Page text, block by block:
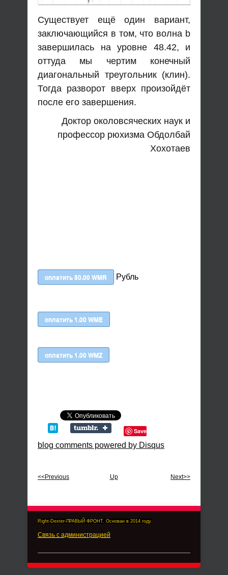
Существует ещё один вариант,
заключающийся в том, что волна b
завершилась на уровне 48.42, и
оттуда мы чертим конечный
диагональный треугольник (клин).
Тогда разворот вверх произойдёт
после его завершения.
Доктор околовсяческих наук и
профессор рюхизма Обдолбай
Хохотаев
Рубль
Save
blog comments powered by Disqus
<<Previous Up Next>>
Right-Dexter-ПРАВЫЙ ФРОНТ. Основан в 2014 году.
Связь с администрацией